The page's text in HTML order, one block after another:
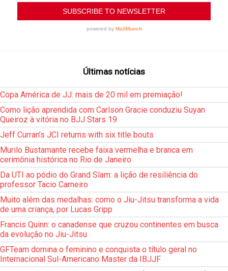
Últimas notícias
Copa América de JJ: mais de 20 mil em premiação!
Como lição aprendida com Carlson Gracie conduziu Suyan
Queiroz à vitória no BJJ Stars 19
Jeff Curran’s JCI returns with six title bouts
Murilo Bustamante recebe faixa vermelha e branca em
cerimônia histórica no Rio de Janeiro
Da UTI ao pódio do Grand Slam: a lição de resiliência do
professor Tacio Carneiro
Muito além das medalhas: como o Jiu-Jitsu transforma a vida
de uma criança, por Lucas Gripp
Francis Quinn: o canadense que cruzou continentes em busca
da evolução no Jiu-Jitsu
GFTeam domina o feminino e conquista o título geral no
Internacional Sul-Americano Master da IBJJF